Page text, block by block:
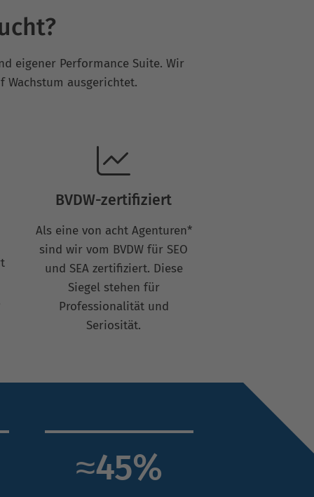
eigener Performance Suite. Wir
Wachstum ausgerichtet.
BVDW-zertifiziert
Als eine von acht Agenturen*
sind wir vom BVDW für SEO
und SEA zertifiziert. Diese
Siegel stehen für
Professionalität und
Seriosität.
≈63%